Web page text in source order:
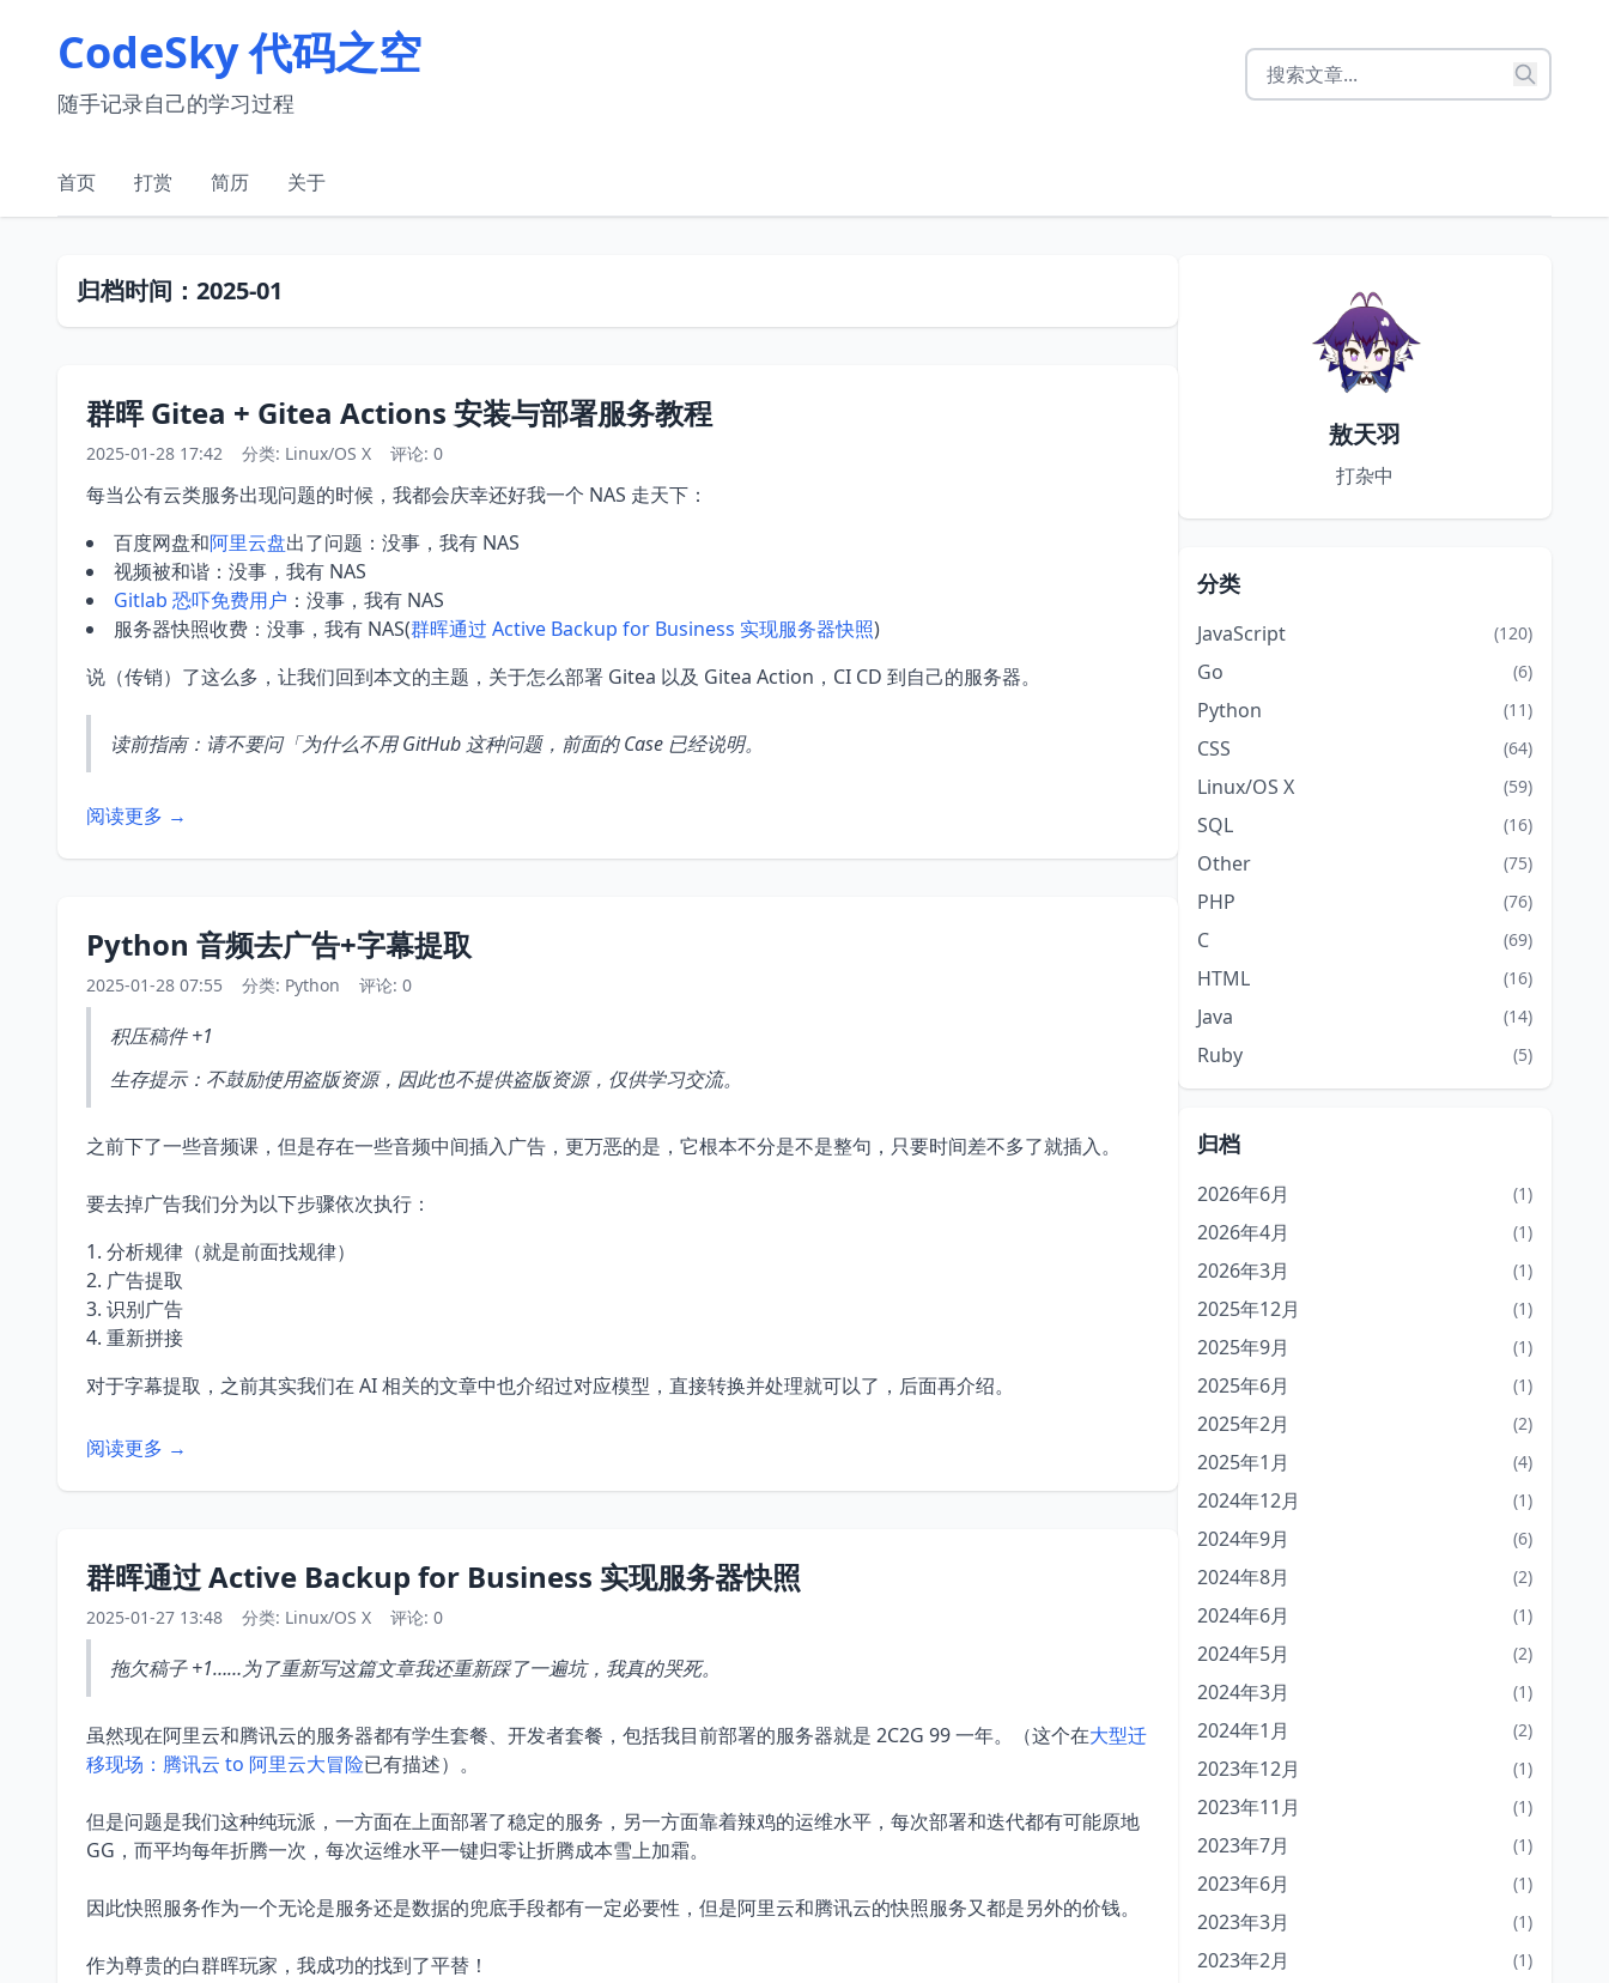
CodeSky 代码之空
随手记录自己的学习过程
首页 打赏 简历 关于
归档时间：2025-01
群晖 Gitea + Gitea Actions 安装与部署服务教程
2025-01-28 17:42 分类: Linux/OS X 评论: 0
每当公有云类服务出现问题的时候，我都会庆幸还好我一个 NAS 走天下：
百度网盘和阿里云盘出了问题：没事，我有 NAS
视频被和谐：没事，我有 NAS
Gitlab 恐吓免费用户 ：没事，我有 NAS
服务器快照收费：没事，我有 NAS(群晖通过 Active Backup for Business 实现服务器快照)
说（传销）了这么多，让我们回到本文的主题，关于怎么部署 Gitea 以及 Gitea Action，CI CD 到自己的服务器。
读前指南：请不要问「为什么不用 GitHub 这种问题，前面的 Case 已经说明。
阅读更多 →
Python 音频去广告+字幕提取
2025-01-28 07:55 分类: Python 评论: 0
积压稿件 +1
生存提示：不鼓励使用盗版资源，因此也不提供盗版资源，仅供学习交流。
之前下了一些音频课，但是存在一些音频中间插入广告，更万恶的是，它根本不分是不是整句，只要时间差不多了就插入。
要去掉广告我们分为以下步骤依次执行：
分析规律（就是前面找规律）
广告提取
识别广告
重新拼接
对于字幕提取，之前其实我们在 AI 相关的文章中也介绍过对应模型，直接转换并处理就可以了，后面再介绍。
阅读更多 →
群晖通过 Active Backup for Business 实现服务器快照
2025-01-27 13:48 分类: Linux/OS X 评论: 0
拖欠稿子 +1……为了重新写这篇文章我还重新踩了一遍坑，我真的哭死。
虽然现在阿里云和腾讯云的服务器都有学生套餐、开发者套餐，包括我目前部署的服务器就是 2C2G 99 一年。（这个在大型迁
移现场：腾讯云 to 阿里云大冒险已有描述）。
但是问题是我们这种纯玩派，一方面在上面部署了稳定的服务，另一方面靠着辣鸡的运维水平，每次部署和迭代都有可能原地
GG，而平均每年折腾一次，每次运维水平一键归零让折腾成本雪上加霜。
因此快照服务作为一个无论是服务还是数据的兜底手段都有一定必要性，但是阿里云和腾讯云的快照服务又都是另外的价钱。
作为尊贵的白群晖玩家，我成功的找到了平替！
敖天羽
打杂中
分类
JavaScript (120)
Go (6)
Python (11)
CSS (64)
Linux/OS X (59)
SQL (16)
Other (75)
PHP (76)
C (69)
HTML (16)
Java (14)
Ruby (5)
归档
2026年6月 (1)
2026年4月 (1)
2026年3月 (1)
2025年12月 (1)
2025年9月 (1)
2025年6月 (1)
2025年2月 (2)
2025年1月 (4)
2024年12月 (1)
2024年9月 (6)
2024年8月 (2)
2024年6月 (1)
2024年5月 (2)
2024年3月 (1)
2024年1月 (2)
2023年12月 (1)
2023年11月 (1)
2023年7月 (1)
2023年6月 (1)
2023年3月 (1)
2023年2月 (1)